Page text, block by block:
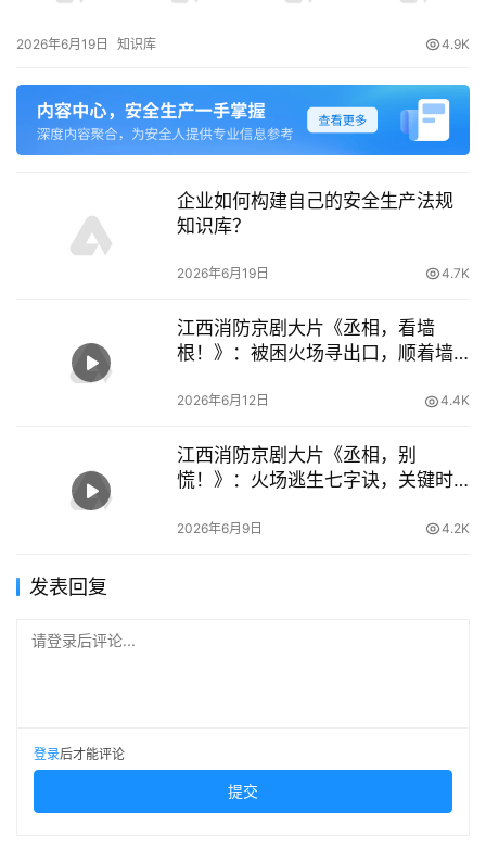
2026年6月19日 知识库 4.9K
企业如何构建自己的安全生产法规
知识库？
2026年6月19日 4.7K
江西消防京剧大片《丞相，看墙
根！》：被困火场寻出口，顺着墙
2026年6月12日 4.4K
江西消防京剧大片《丞相，别
慌！》：火场逃生七字诀，关键时
2026年6月9日 4.2K
发表回复
请登录后评论...
登录后才能评论
提交